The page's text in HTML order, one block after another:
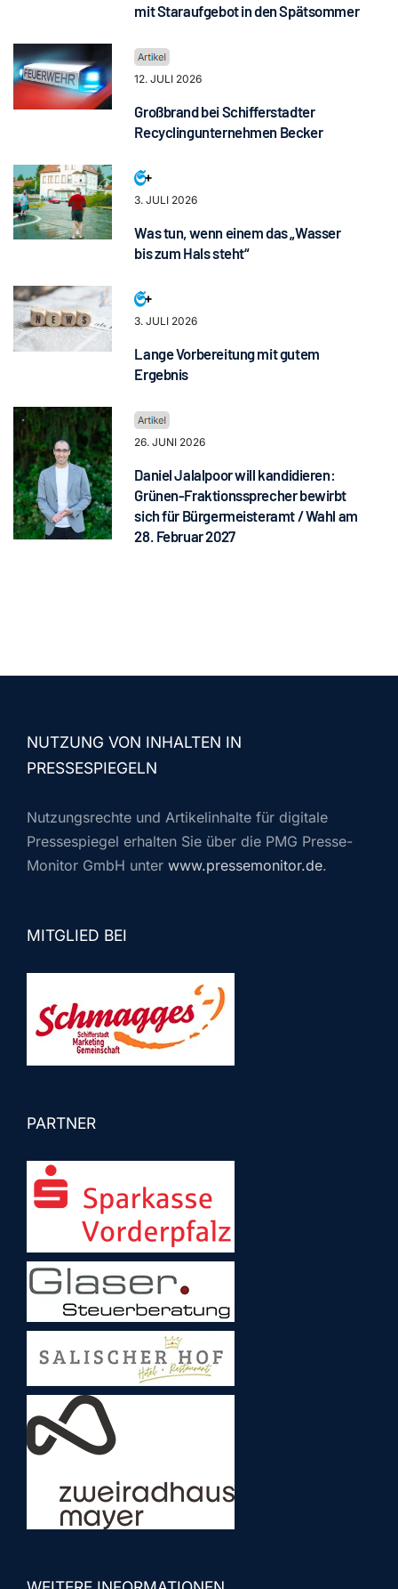
mit Staraufgebot in den Spätsommer
12. JULI 2026
Großbrand bei Schifferstadter
Recyclingunternehmen Becker
3. JULI 2026
Was tun, wenn einem das „Wasser
bis zum Hals steht“
3. JULI 2026
Lange Vorbereitung mit gutem
Ergebnis
26. JUNI 2026
Daniel Jalalpoor will kandidieren:
Grünen-Fraktionssprecher bewirbt
sich für Bürgermeisteramt / Wahl am
28. Februar 2027
NUTZUNG VON INHALTEN IN
PRESSESPIEGELN
Nutzungsrechte und Artikelinhalte für digitale
Pressespiegel erhalten Sie über die PMG Presse-
Monitor GmbH unter www.pressemonitor.de.
MITGLIED BEI
PARTNER